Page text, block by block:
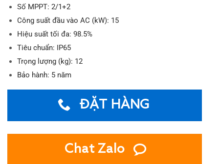
Số MPPT: 2/1+2
Công suất đầu vào AC (kW): 15
Hiệu suất tối đa: 98.5%
Tiêu chuẩn: IP65
Trọng lượng (kg): 12
Bảo hành: 5 năm
ĐẶT HÀNG
Chat Zalo